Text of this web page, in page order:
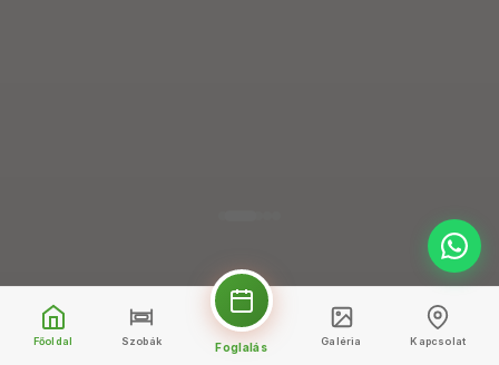
Főoldal Szobák Foglalás Galéria Kapcsolat